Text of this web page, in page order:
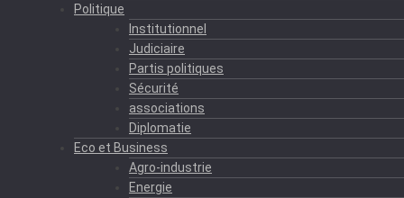
Politique
Institutionnel
Judiciaire
Partis politiques
Sécurité
associations
Diplomatie
Eco et Business
Agro-industrie
Energie